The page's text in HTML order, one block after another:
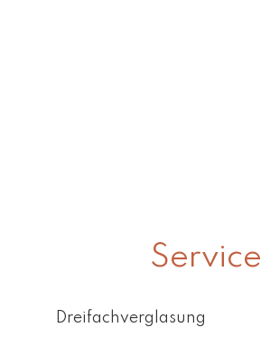
Service
Dreifachverglasung